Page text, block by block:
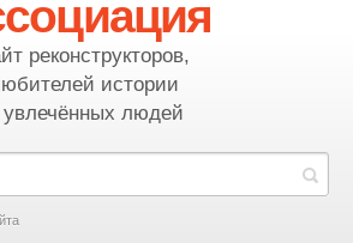
реконструкторов,
истории
увлечённых людей